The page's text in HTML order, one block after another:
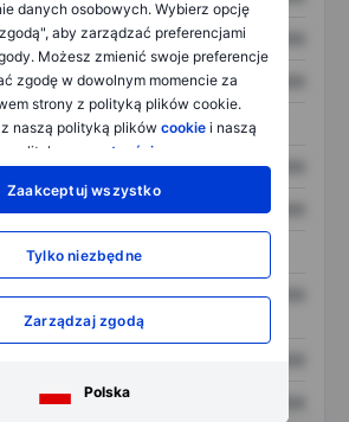
danych osobowych. Wybierz opcję
aby zarządzać preferencjami
Możesz zmienić swoje preferencje
zgodę w dowolnym momencie za
strony z polityką plików cookie.
naszą polityką plików cookiei naszą
polityką
prywatności
Zaakceptuj wszystko
Tylko niezbędne
Zarządzaj zgodą
Polska
XXXXXXX XXXXXXX
XXXXXXX XXXXXXX
XXXXXXX XXXXXXX
XXXXXXX XXXXXXX
do
XXXXXXX XXXXXXX
XXXXXXX